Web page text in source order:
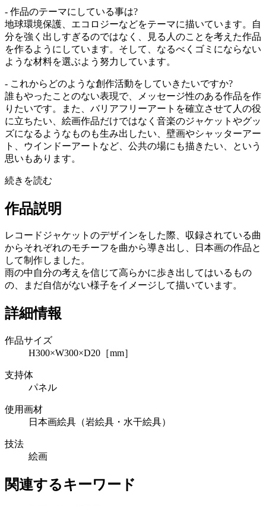
- 作品のテーマにしている事は?
地球環境保護、エコロジーなどをテーマに描いています。自
分を強く出しすぎるのではなく、見る人のことを考えた作品
を作るようにしています。そして、なるべくゴミにならない
ような材料を選ぶよう努力しています。
- これからどのような創作活動をしていきたいですか?
誰もやったことのない表現で、メッセージ性のある作品を作
りたいです。また、バリアフリーアートを確立させて人の役
に立ちたい、絵画作品だけではなく音楽のジャケットやグッ
ズになるようなものも生み出したい、壁画やシャッターアー
ト、ウインドーアートなど、公共の場にも描きたい、という
思いもあります。
続きを読む
作品説明
レコードジャケットのデザインをした際、収録されている曲
からそれぞれのモチーフを曲から導き出し、日本画の作品と
して制作しました。
雨の中自分の考えを信じて高らかに歩き出してはいるもの
の、まだ自信がない様子をイメージして描いています。
詳細情報
作品サイズ
H300×W300×D20［mm］
支持体
パネル
使用画材
日本画絵具（岩絵具・水干絵具）
技法
絵画
関連するキーワード